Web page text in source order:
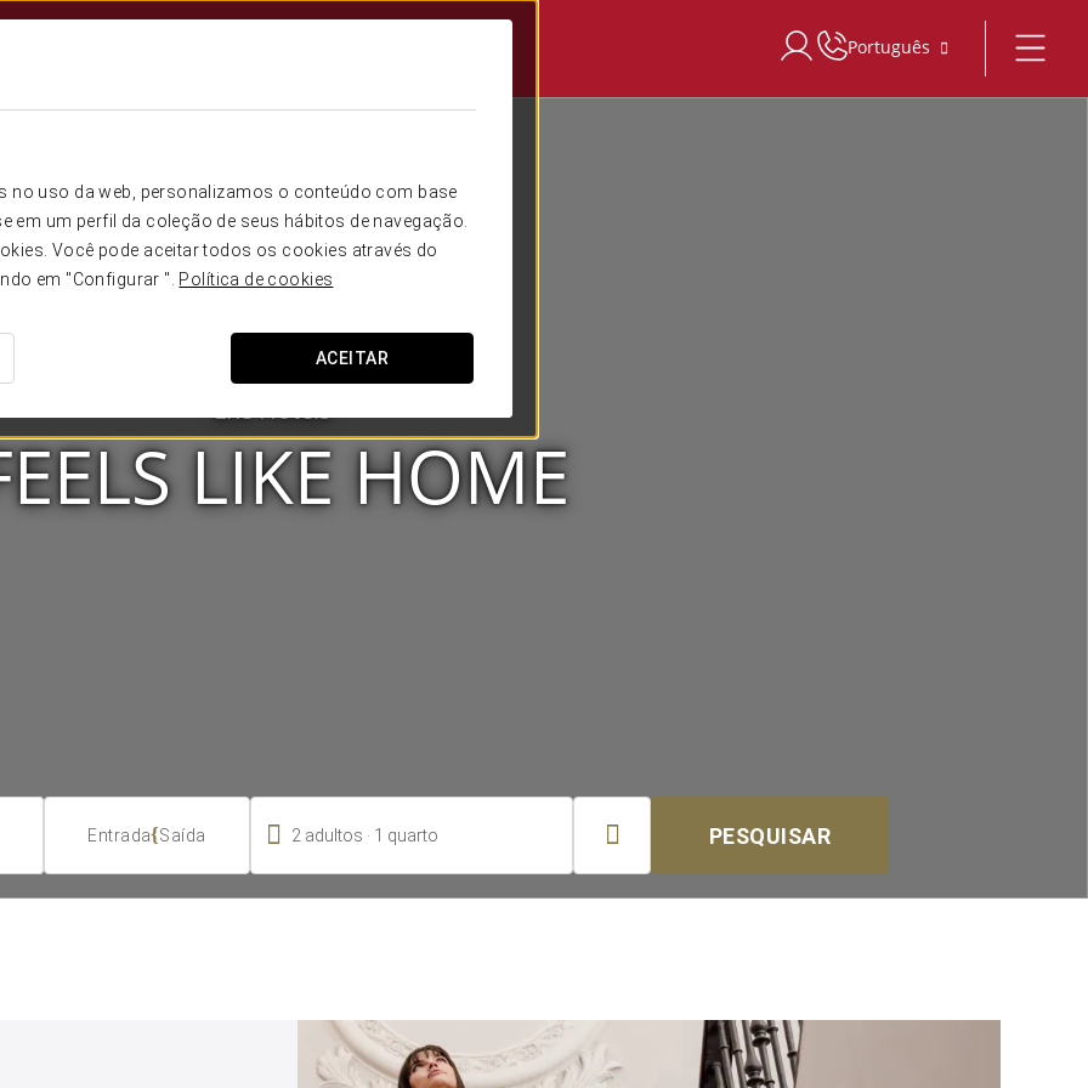
uso da web, personalizamos o conteúdo com base
um perfil da coleção de seus hábitos de navegação.
Você pode aceitar todos os cookies através do
em "Configurar ". Política de cookies
ACEITAR
Iniciar sessão no Star Traveler ou
Português
Exe Hotels
LIKE HOME
Entrada{Saída  2 adultos 1 quarto  PESQUISAR